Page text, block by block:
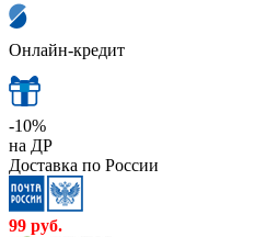
Онлайн-кредит
-10%
на ДР
Доставка по России
99 руб.